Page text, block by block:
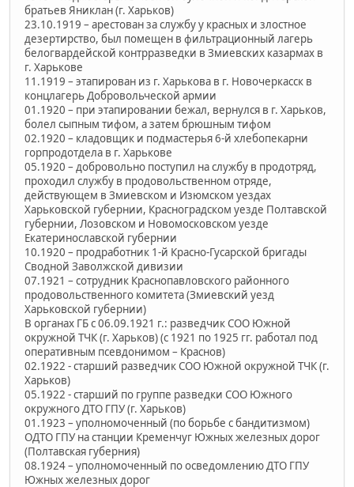
братьев Яниклан (г. Харьков)
23.10.1919 – арестован за службу у красных и злостное
дезертирство, был помещен в фильтрационный лагерь
белогвардейской контрразведки в Змиевских казармах в
г. Харькове
11.1919 – этапирован из г. Харькова в г. Новочеркасск в
концлагерь Добровольческой армии
01.1920 – при этапировании бежал, вернулся в г. Харьков,
болел сыпным тифом, а затем брюшным тифом
02.1920 – кладовщик и подмастерья 6-й хлебопекарни
горпродотдела в г. Харькове
05.1920 – добровольно поступил на службу в продотряд,
проходил службу в продовольственном отряде,
действующем в Змиевском и Изюмском уездах
Харьковской губернии, Красноградском уезде Полтавской
губернии, Лозовском и Новомосковском уезде
Екатеринославской губернии
10.1920 – продработник 1-й Красно-Гусарской бригады
Сводной Заволжской дивизии
07.1921 – сотрудник Краснопавловского районного
продовольственного комитета (Змиевский уезд
Харьковской губернии)
В органах ГБ с 06.09.1921 г.: разведчик СОО Южной
окружной ТЧК (г. Харьков) (с 1921 по 1925 гг. работал под
оперативным псевдонимом – Краснов)
02.1922 - старший разведчик СОО Южной окружной ТЧК (г.
Харьков)
05.1922 - старший по группе разведки СОО Южного
окружного ДТО ГПУ (г. Харьков)
01.1923 – уполномоченный (по борьбе с бандитизмом)
ОДТО ГПУ на станции Кременчуг Южных железных дорог
(Полтавская губерния)
08.1924 – уполномоченный по осведомлению ДТО ГПУ
Южных железных дорог